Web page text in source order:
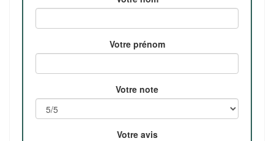
Votre prénom
Votre note
Votre avis